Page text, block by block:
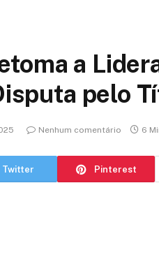
a
pelo
Nenhum comentário 6
Twitter Pinterest